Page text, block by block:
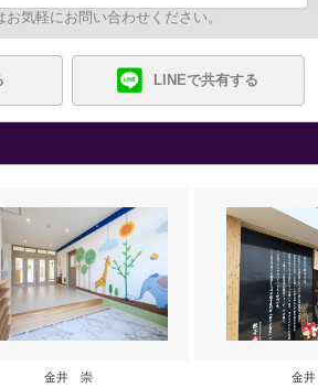
気軽にお問い合わせください。
LINEで共有する
金井 崇 金